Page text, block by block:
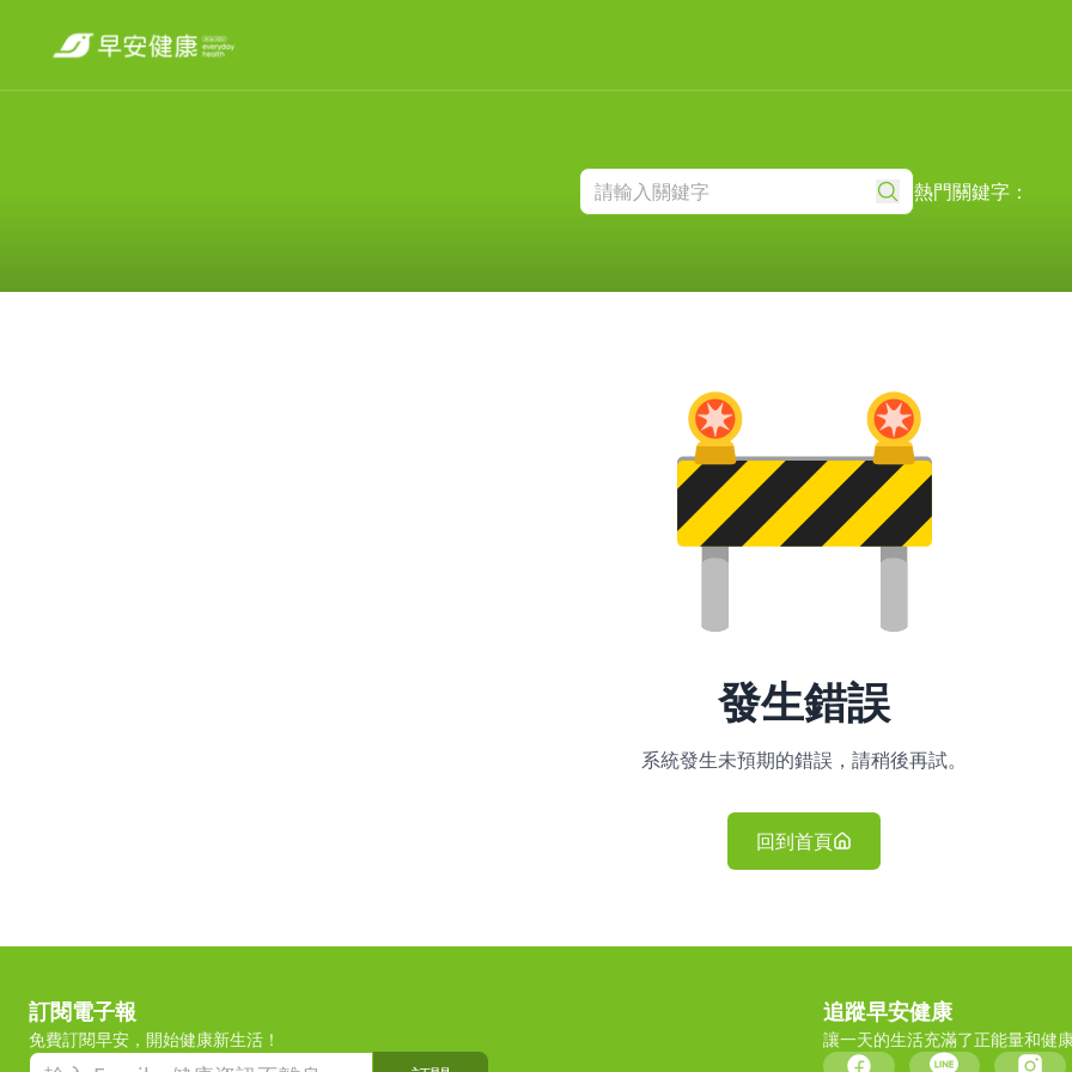
熱門關鍵字：
發生錯誤
系統發生未預期的錯誤，請稍後再試。
回到首頁
訂閱電子報
免費訂閱早安，開始健康新生活！
追蹤早安健康
讓一天的生活充滿了正能量和健